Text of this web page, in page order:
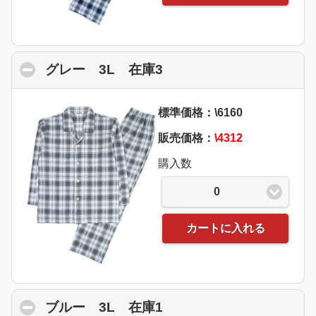
グレー 3L 在庫3
標準価格：\6160
販売価格： \4312
購入数
0
カートに入れる
ブルー 3L 在庫1